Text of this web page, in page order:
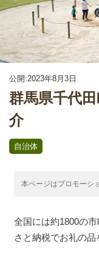
公開:2023年8月3日
群馬県千代
介
自治体
本ページはプロモーシ
全国には約1800の
さと納税でお礼の品